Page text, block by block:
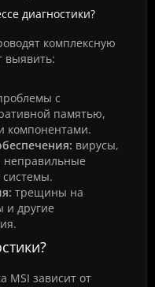
диагностики?
комплексную
выявить:
с
памятью,
компонентами.
вирусы,
трещины на
и другие
MSI зависит от